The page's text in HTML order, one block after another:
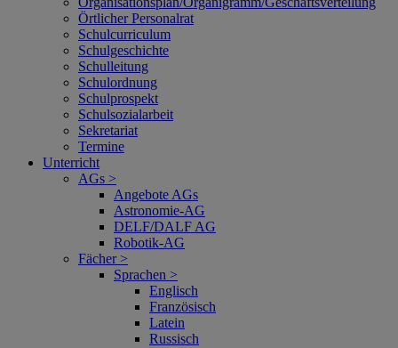
Örtlicher Personalrat
Schulcurriculum
Schulgeschichte
Schulleitung
Schulordnung
Schulprospekt
Schulsozialarbeit
Sekretariat
Termine
Unterricht
AGs >
Angebote AGs
Astronomie-AG
DELF/DALF AG
Robotik-AG
Fächer >
Sprachen >
Englisch
Französisch
Latein
Russisch